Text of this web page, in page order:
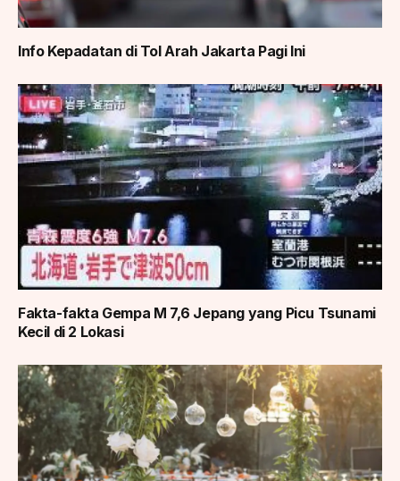
Info Kepadatan di Tol Arah Jakarta Pagi Ini
Fakta-fakta Gempa M 7,6 Jepang yang Picu Tsunami
Kecil di 2 Lokasi